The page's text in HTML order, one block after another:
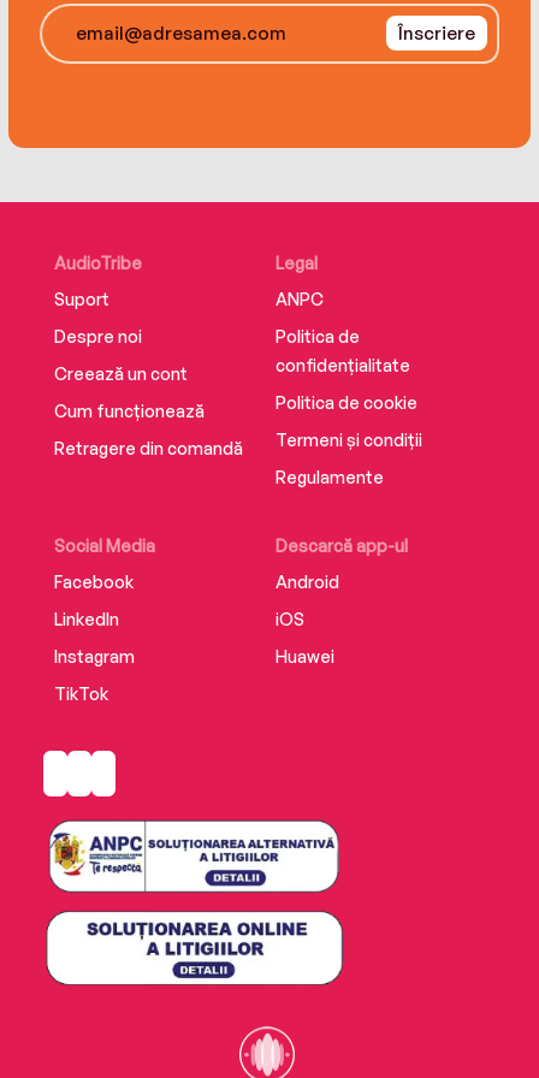
Înscriere
AudioTribe
Suport
Despre noi
Creează un cont
Cum funcționează
Retragere din comandă
Social Media
Facebook
LinkedIn
Instagram
TikTok
Descarcă app-ul
Android
iOS
Huawei
Legal
ANPC
Politica de
confidențialitate
Politica de cookie
Termeni și condiții
Regulamente